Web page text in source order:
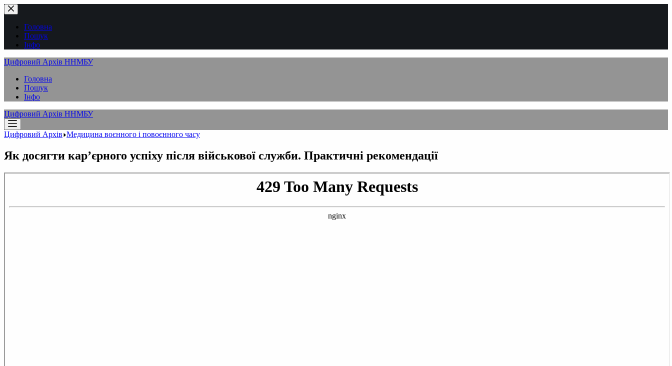
Перейти
до
вмістуГоловна
Пошук
Інфо
Цифровий Архів ННМБУ
Головна
Пошук
Інфо
Цифровий Архів ННМБУ
Цифровий Архів Медицина воєнного і повоєнного часу
Як досягти кар’єрного успіху після військової служби. Практичні рекомендації